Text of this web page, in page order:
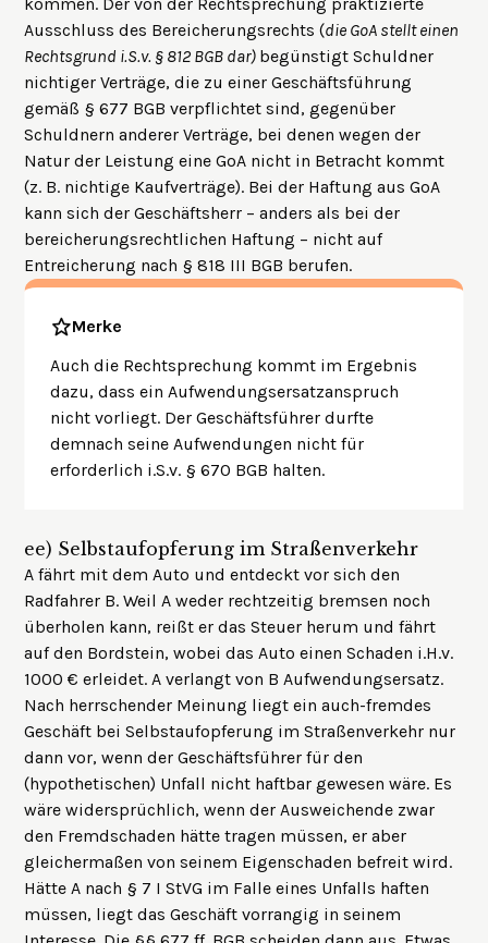
Ausschluss des Bereicherungsrechts (die GoA stellt einen
Rechtsgrund i.S.v. § 812 BGB dar) begünstigt Schuldner
nichtiger Verträge, die zu einer Geschäftsführung
gemäß § 677 BGB verpflichtet sind, gegenüber
Schuldnern anderer Verträge, bei denen wegen der
Natur der Leistung eine GoA nicht in Betracht kommt
(z. B. nichtige Kaufverträge). Bei der Haftung aus GoA
kann sich der Geschäftsherr – anders als bei der
bereicherungsrechtlichen Haftung – nicht auf
Entreicherung nach § 818 III BGB berufen.
Merke
Auch die Rechtsprechung kommt im Ergebnis
dazu, dass ein Aufwendungsersatzanspruch
nicht vorliegt. Der Geschäftsführer durfte
demnach seine Aufwendungen nicht für
erforderlich i.S.v. § 670 BGB halten.
ee) Selbstaufopferung im Straßenverkehr
A fährt mit dem Auto und entdeckt vor sich den
Radfahrer B. Weil A weder rechtzeitig bremsen noch
überholen kann, reißt er das Steuer herum und fährt
auf den Bordstein, wobei das Auto einen Schaden i.H.v.
1000 € erleidet. A verlangt von B Aufwendungsersatz.
Nach herrschender Meinung liegt ein auch-fremdes
Geschäft bei Selbstaufopferung im Straßenverkehr nur
dann vor, wenn der Geschäftsführer für den
(hypothetischen) Unfall nicht haftbar gewesen wäre. Es
wäre widersprüchlich, wenn der Ausweichende zwar
den Fremdschaden hätte tragen müssen, er aber
gleichermaßen von seinem Eigenschaden befreit wird.
Hätte A nach § 7 I StVG im Falle eines Unfalls haften
müssen, liegt das Geschäft vorrangig in seinem